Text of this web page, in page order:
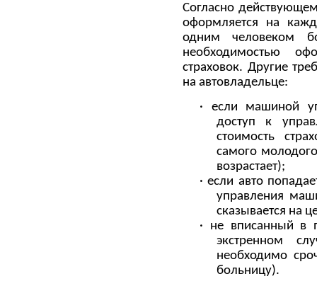
Согласно
оформляется на
одним человеком
необходимостью
страховок. Другие
на автовладельце:
· если машиной
доступ к
стоимость
самого
возрастает);
· если авто
управления
сказывается на
· не вписанный в
экстренном
необходимо
больницу).